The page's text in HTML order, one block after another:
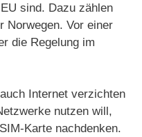
sind. Dazu zählen
Norwegen. Vor einer
die Regelung im
Internet verzichten
nutzen will,
Karte nachdenken.